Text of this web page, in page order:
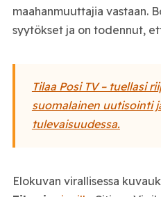
maahanmuuttajia vastaan.
syytökset ja on todennut,
Tilaa Posi TV – tuellasi
suomalainen uutisointi
tulevaisuudessa.
Elokuvan virallisessa